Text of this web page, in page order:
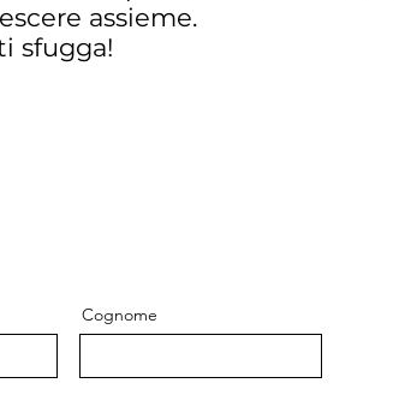
assieme.
sfugga!
Cognome